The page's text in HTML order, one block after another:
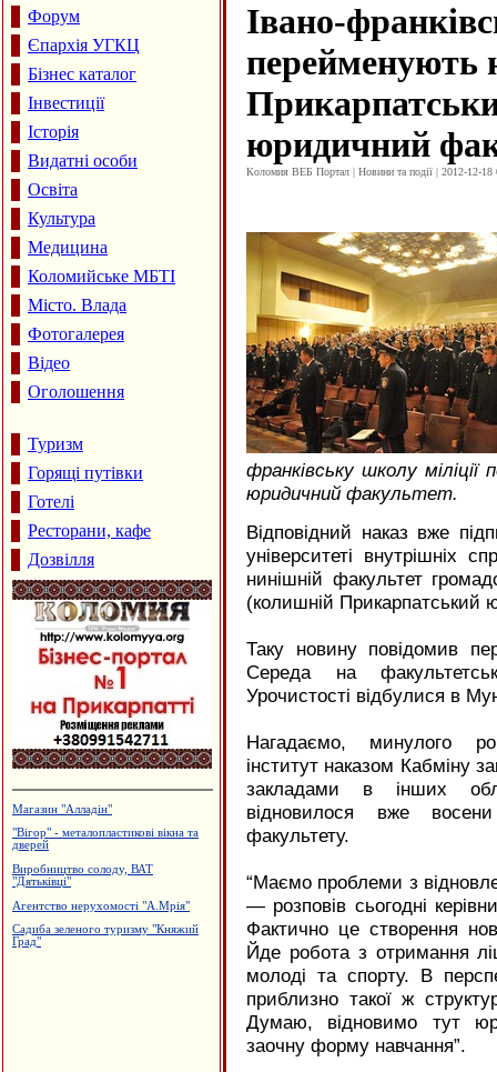
Форум
Єпархія УГКЦ
Бізнес каталог
Інвестиції
Історія
Видатні особи
Освіта
Культура
Медицина
Коломийське МБТІ
Місто. Влада
Фотогалерея
Відео
Оголошення
Туризм
Горящі путівки
Готелі
Ресторани, кафе
Дозвілля
Садиба зеленого туризму "Магнолія"
Польоти вихідного дня
металопластикові вікна та двері
Р.Думанський
Івано-
перейменують
юридичний
Коломия ВЕБ Портал | Новини та події | 2012-12-18
франківську школу
юридичний факультет.
Відповідний наказ вже
університеті внутрішніх
нинішній факультет
(колишній Прикарпатський
Таку новину повідомив
Середа на
Урочистості відбулися в
Нагадаємо, минулого
інститут наказом Кабміну
закладами в інших
відновилося вже
факультету.
“Маємо проблеми з
— розповів сьогодні
Фактично це створення
Йде робота з отримання
молоді та спорту. В
приблизно такої ж
Думаю, відновимо тут
заочну форму навчання”.